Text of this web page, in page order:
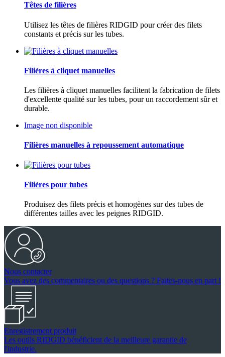
Têtes de filières
Utilisez les têtes de filières RIDGID pour créer des filets
constants et précis sur les tubes.
Filières à cliquet manuelles
Les filières à cliquet manuelles facilitent la fabrication de filets
d'excellente qualité sur les tubes, pour un raccordement sûr et
durable.
Image non disponible
Filières manuelles à repoussement automatique
Filières pour tubes
Produisez des filets précis et homogènes sur des tubes de
différentes tailles avec les peignes RIDGID.
Nous contacter
Vous avez des commentaires ou des questions ? Faites-nous en part !
Enregistrement produit
Les outils RIDGID bénéficient de la meilleure garantie de
l'industrie.